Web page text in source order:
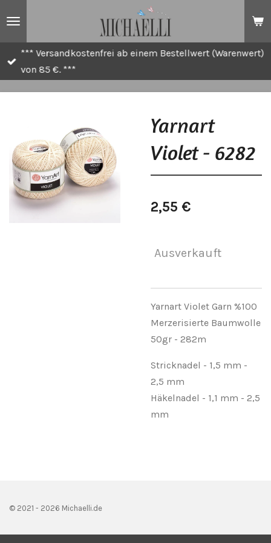
*** Versandkostenfrei ab einem Bestellwert (Warenwert)
von 85 €. ***
Yarnart
Violet - 6282
2,55 €
Ausverkauft
Yarnart Violet Garn %100
Merzerisierte Baumwolle
50gr - 282m
Stricknadel - 1,5 mm -
2,5 mm
Häkelnadel - 1,1 mm - 2,5
mm
© 2021 - 2026 Michaelli.de